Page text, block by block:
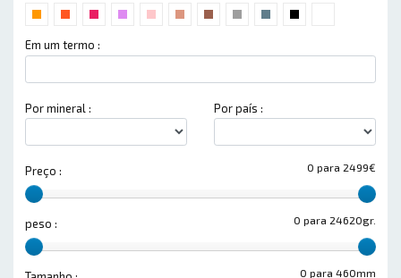
Em um termo :
Por mineral : Por país :
0 para 2499€
Preço :
0 para 24620gr.
peso :
0 para 460mm